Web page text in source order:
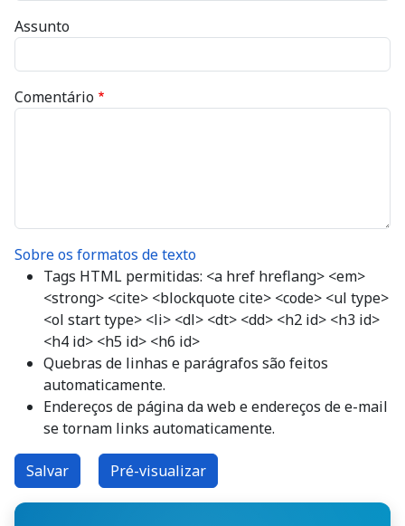
Assunto
Comentário
Sobre os formatos de texto
Tags HTML permitidas: <a href hreflang> <em>
<strong> <cite> <blockquote cite> <code> <ul type>
<ol start type> <li> <dl> <dt> <dd> <h2 id> <h3 id>
<h4 id> <h5 id> <h6 id>
Quebras de linhas e parágrafos são feitos
automaticamente.
Endereços de página da web e endereços de e-mail
se tornam links automaticamente.